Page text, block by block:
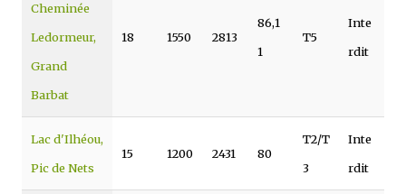
Cheminée
Ledormeur,
Grand
Barbat
18 1550 2813
86,1
1
T5
Inte
rdit
Lac d'Ilhéou,
Pic de Nets
15 1200 2431 80
T2/T
3
Inte
rdit